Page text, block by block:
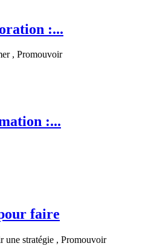
:...
, Promouvoir
:...
faire
stratégie , Promouvoir